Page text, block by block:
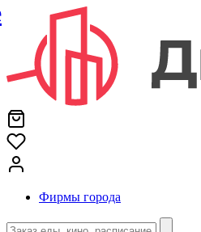
Фирмы города